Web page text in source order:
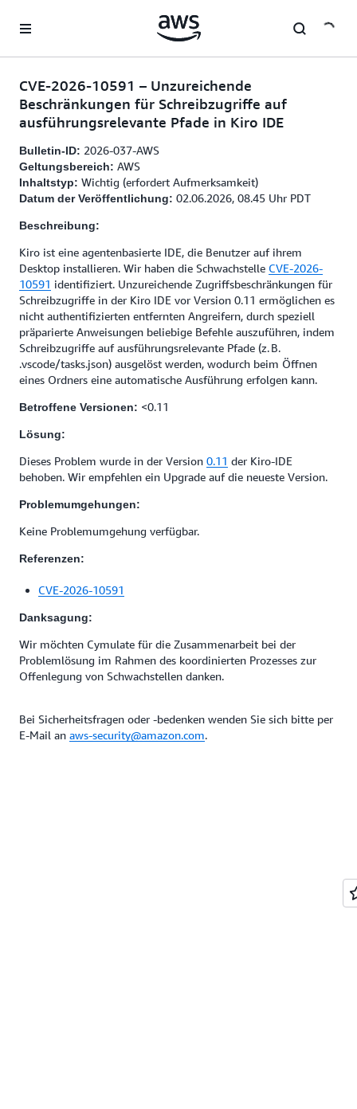
Überspringen zum Hauptinhalt
CVE-2026-10591 – Unzureichende
Beschränkungen für Schreibzugriffe auf
ausführungsrelevante Pfade in Kiro IDE
Bulletin-ID: 2026-037-AWS
Geltungsbereich: AWS
Inhaltstyp: Wichtig (erfordert Aufmerksamkeit)
Datum der Veröffentlichung: 02.06.2026, 08.45 Uhr PDT
Beschreibung:
Kiro ist eine agentenbasierte IDE, die Benutzer auf ihrem
Desktop installieren. Wir haben die Schwachstelle CVE-2026-
10591 identifiziert. Unzureichende Zugriffsbeschränkungen für
Schreibzugriffe in der Kiro IDE vor Version 0.11 ermöglichen es
nicht authentifizierten entfernten Angreifern, durch speziell
präparierte Anweisungen beliebige Befehle auszuführen, indem
Schreibzugriffe auf ausführungsrelevante Pfade (z. B.
.vscode/tasks.json) ausgelöst werden, wodurch beim Öffnen
eines Ordners eine automatische Ausführung erfolgen kann.
Betroffene Versionen: <0.11
Lösung:
Dieses Problem wurde in der Version 0.11 der Kiro-IDE
behoben. Wir empfehlen ein Upgrade auf die neueste Version.
Problemumgehungen:
Keine Problemumgehung verfügbar.
Referenzen:
CVE-2026-10591
Danksagung:
Wir möchten Cymulate für die Zusammenarbeit bei der
Problemlösung im Rahmen des koordinierten Prozesses zur
Offenlegung von Schwachstellen danken.
Bei Sicherheitsfragen oder -bedenken wenden Sie sich bitte per
E-Mail an aws-security@amazon.com.